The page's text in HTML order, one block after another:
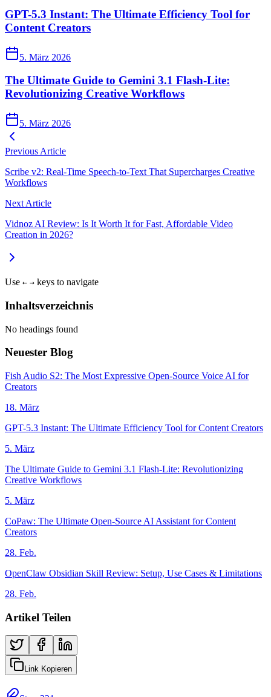
GPT-5.3 Instant: The Ultimate Efficiency Tool for
Content Creators
5. März 2026
The Ultimate Guide to Gemini 3.1 Flash-Lite:
Revolutionizing Creative Workflows
5. März 2026
Previous Article
Scribe v2: Real-Time Speech-to-Text That Supercharges Creative
Workflows
Next Article
Vidnoz AI Review: Is It Worth It for Fast, Affordable Video
Creation in 2026?
Use ← → keys to navigate
Inhaltsverzeichnis
No headings found
Neuester Blog
Fish Audio S2: The Most Expressive Open-Source Voice AI for
Creators
18. März
GPT-5.3 Instant: The Ultimate Efficiency Tool for Content Creators
5. März
The Ultimate Guide to Gemini 3.1 Flash-Lite: Revolutionizing
Creative Workflows
5. März
CoPaw: The Ultimate Open-Source AI Assistant for Content
Creators
28. Feb.
OpenClaw Obsidian Skill Review: Setup, Use Cases & Limitations
28. Feb.
Artikel Teilen
Link Kopieren